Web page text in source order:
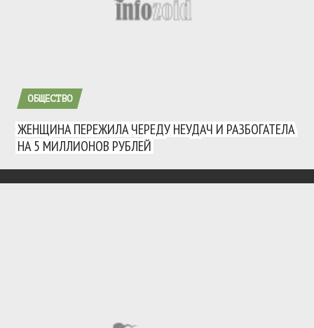
ОБЩЕСТВО
ЖЕНЩИНА ПЕРЕЖИЛА ЧЕРЕДУ НЕУДАЧ И РАЗБОГАТЕЛА
НА 5 МИЛЛИОНОВ РУБЛЕЙ